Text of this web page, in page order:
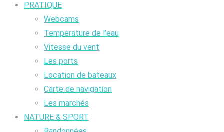
PRATIQUE
Webcams
Température de l’eau
Vitesse du vent
Les ports
Location de bateaux
Carte de navigation
Les marchés
NATURE & SPORT